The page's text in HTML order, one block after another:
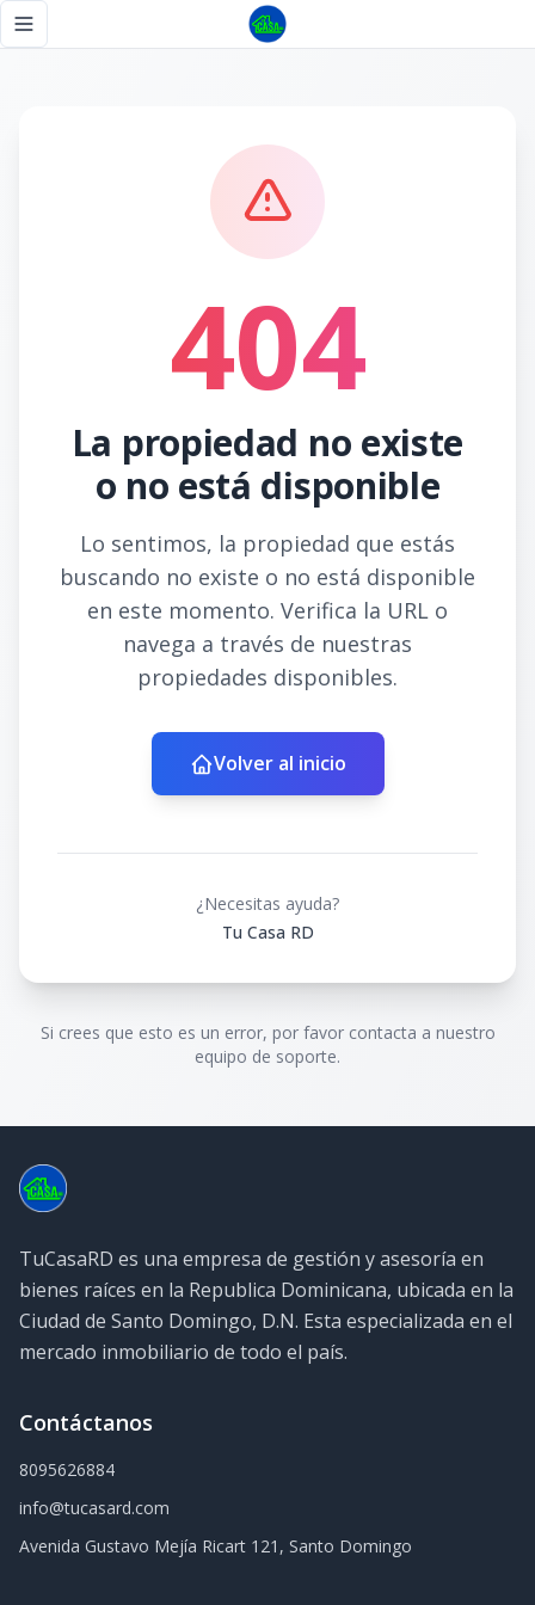
Toggle navigation menu
404
La propiedad no existe
o no está disponible
Lo sentimos, la propiedad que estás
buscando no existe o no está disponible
en este momento. Verifica la URL o
navega a través de nuestras
propiedades disponibles.
Volver al inicio
¿Necesitas ayuda?
Tu Casa RD
Si crees que esto es un error, por favor contacta a nuestro
equipo de soporte.
TuCasaRD es una empresa de gestión y asesoría en
bienes raíces en la Republica Dominicana, ubicada en la
Ciudad de Santo Domingo, D.N. Esta especializada en el
mercado inmobiliario de todo el país.
Contáctanos
8095626884
info@tucasard.com
Avenida Gustavo Mejía Ricart 121, Santo Domingo
Página no encontrada - Tu Casa RD